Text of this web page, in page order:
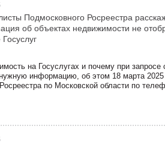
Подмосковного Росреестра
об объектах недвижимости не
на Госуслугах и почему при запросе
информацию, об этом 18 марта 2025
по Московской области по